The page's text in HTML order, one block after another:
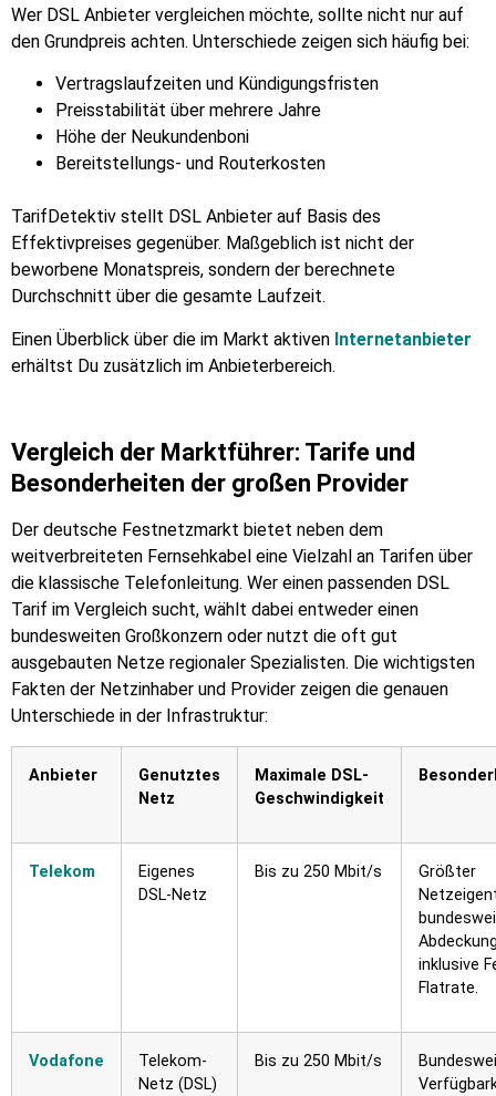
Wer DSL Anbieter vergleichen möchte, sollte nicht nur auf
den Grundpreis achten. Unterschiede zeigen sich häufig bei:
Vertragslaufzeiten und Kündigungsfristen
Preisstabilität über mehrere Jahre
Höhe der Neukundenboni
Bereitstellungs- und Routerkosten
TarifDetektiv stellt DSL Anbieter auf Basis des
Effektivpreises gegenüber. Maßgeblich ist nicht der
beworbene Monatspreis, sondern der berechnete
Durchschnitt über die gesamte Laufzeit.
Einen Überblick über die im Markt aktiven Internetanbieter
erhältst Du zusätzlich im Anbieterbereich.
Vergleich der Marktführer: Tarife und
Besonderheiten der großen Provider
Der deutsche Festnetzmarkt bietet neben dem
weitverbreiteten Fernsehkabel eine Vielzahl an Tarifen über
die klassische Telefonleitung. Wer einen passenden DSL
Tarif im Vergleich sucht, wählt dabei entweder einen
bundesweiten Großkonzern oder nutzt die oft gut
ausgebauten Netze regionaler Spezialisten. Die wichtigsten
Fakten der Netzinhaber und Provider zeigen die genauen
Unterschiede in der Infrastruktur:
Anbieter
Genutztes
Netz
Maximale DSL-
Geschwindigkeit
Telekom
Eigenes
DSL-Netz
Bis zu 250 Mbit/s
Größter
inklusive
Flatrate.
Vodafone
Telekom-
Netz (DSL)
Bis zu 250 Mbit/s